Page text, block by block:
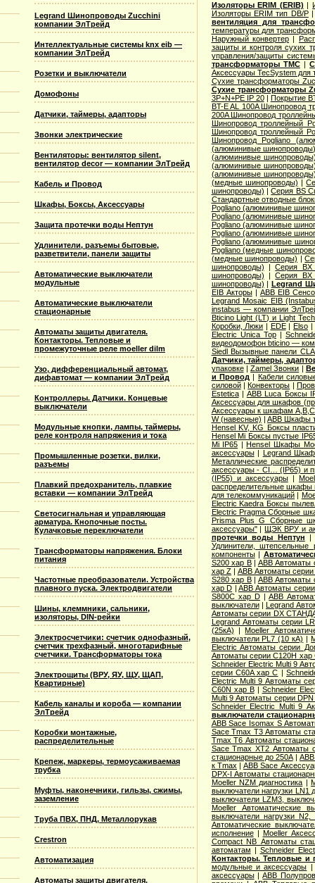
Legrand Шинопроводы Zucchini
компании ЭлТрейд
Интеллектуальные системы knx eib —
компании ЭлТрейд
Розетки и выключатели
Домофоны
Датчики, таймеры, адапторы
Звонки электрические
Вентиляторы: вентилятор silent,
вентилятор decor — компании ЭлТрейд
Кабель и Провод
Шкафы, Боксы, Аксессуары
Защита протечки воды Нептун
Удлинители, разъемы бытовые,
разветвители, панели защиты
Автоматические выключатели
модульные
Автоматические выключатели
стационарные
Автоматы защиты двигателя.
Контакторы. Тепловые и
промежуточные реле moeller dilm
Узо, дифференциальный автомат,
дифавтомат — компании ЭлТрейд
Контроллеры. Датчики. Концевые
выключатели
Модульные кнопки, лампы, таймеры,
реле контроля напряжения и тока
Промышленные розетки, вилки,
разъемы
Плавкий предохранитель, плавкие
вставки — компании ЭлТрейд
Светосигнальная и управляющая
арматура. Кнопочные посты.
Кулачковые переключатели
Трансформаторы напряжения. Блоки
питания
Частотные преобразователи. Устройства
плавного пуска. Электродвигатели
Шины, клеммники, сальники,
изоляторы, DIN-рейки
Электросчетчики: счетчик однофазный,
счетчик трехфазный, многотарифные
счетчики. Трансформаторы тока
Электрощиты (ВРУ, ЯУ, ЩУ, ЩАП,
Квартирные)
Кабель каналы и короба — компании
ЭлТрейд
Коробки монтажные,
распределительные
Крепеж, маркеры, термоусаживаемая
трубка
Муфты, наконечники, гильзы, сжимы,
заземление
Труба ПВХ, ПНД, Металлорукав
Crestron
Автоматизация
Автоматы защиты двигателя.
Изоляторы ERIM (ERIB) |
Изоляторы ERIM тип DB/P
вентиляция для
температуры для
Наружный конвертер |
защиты и контроля сухих
управления/защиты
трансформаторы TMC|
Аксессуары TecSystem для
Сухие трансформаторы
Сухие трансформаторы
3P+N+PE IP 20| Покрытие
BT-E AL 100A Шинопровод
200A Шинопровод
Шинопровод троллейный
Шинопровод троллейный
Шинопровод Pogliano
(алюминивые
(алюминивые
(алюминивые
(алюминивые
(медные шинопроводы) |
шинопроводы) |Серия ВS
Стандартные отводные
Pogliano (алюминивые
Pogliano (алюминивые
Pogliano (алюминивые
Pogliano (алюминивые
Pogliano (алюминивые
Pogliano (медные
(медные шинопроводы) |
шинопроводы) |Серия ВХ
шинопроводы) |Серия ВХ
шинопроводы) | Legrand
EIB Акторы| ABB EIB
Legrand Mosaic ЕIB
instabus — компании
Bticino Light (LT) и Light
Коробки, Люки | EDE| Elso|
Electric Unica Top|
видеодомофон bticino —
Siedl Вызывные панели
Датчики, таймеры,
упаковке|Zamel Звонки |
и Провод | Кабели
силовой|Конвекторы |
Estetica| ABB Luca Боксы
Аксессуары для шкафов
Аксессуары к шкафам
W (навесные) |ABB Шкафы
Hensel KV, KG Боксы
Hensel Mi Боксы пустые
Mi IP65 |Hensel Шкафы
аксессуары| Legrand
Металлические
аксессуары - CI… (IP65) и
(IP55) и аксессуары|
распределительные
для телекоммуникаций|
Electric Kaedra Боксы
Electric Pragma Сборные
Prisma Plus G Сборные
аксессуары"|ЩЭК ВРУ и
протечки воды Нептун
Удлинители, штепсельные
компоненты|
S200 хар B| ABB Автоматы
хар Z| ABB Автоматы
S280 хар B| ABB Автоматы
хар D | ABB Автоматы
S800C хар D|ABB
выключатели| Legrand
Автоматы серии DX
Legrand Автоматы серии
(25кА) |Moeller
выключатели PL7 (10 кА) |
Electric Aвтоматы серии
Автоматы серии C120H хар
Schneider Electric Multi 9
серии C60A хар C |
Electric Multi 9 Автоматы
C60N хар B| Schneider
Multi 9 Автоматы серии
Schneider Electric Multi 9
выключатели
ABB Sace Isomax S
Sace Tmax T3 Автоматы
Tmax T6 Автоматы
Sace Tmax XT2 Автоматы
стационарные до 250А|
к Tmax | ABB Sace
DPX-I Автоматы
Moeller NZM диагностика |
выключатели нагрузки LN1
выключатели LZM3,
Moeller Автоматические
выключатели нагрузки
Автоматические
исполнение| Moeller
Compact NB Автоматы
автоматам | Schneider
Контакторы. Тепловые и
модульные и аксессуары
аксессуары|ABB